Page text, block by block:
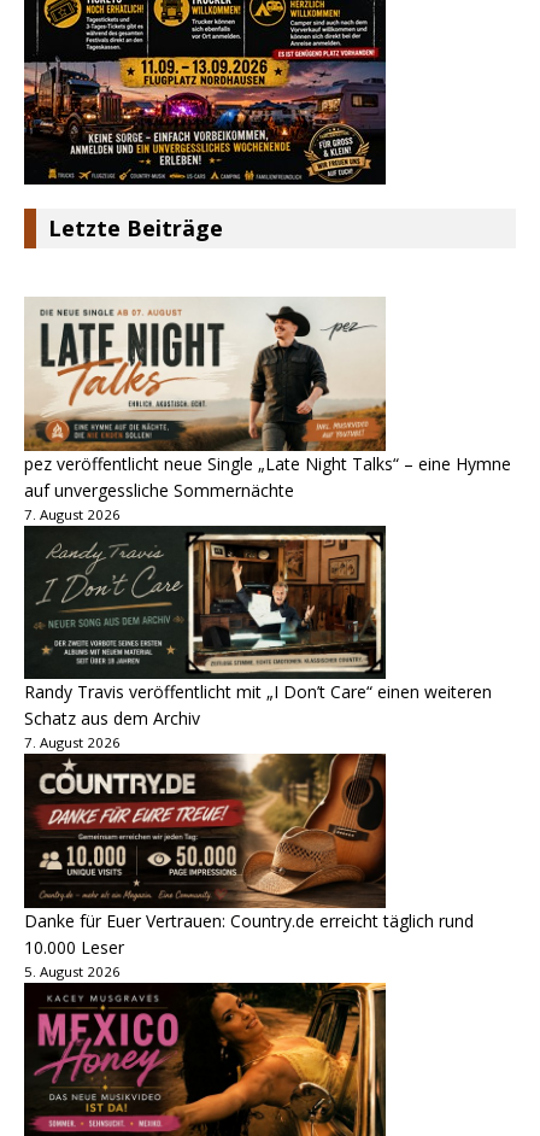
Letzte Beiträge
pez veröffentlicht neue Single „Late Night Talks“ – eine Hymne
auf unvergessliche Sommernächte
7. August 2026
Randy Travis veröffentlicht mit „I Don’t Care“ einen weiteren
Schatz aus dem Archiv
7. August 2026
Danke für Euer Vertrauen: Country.de erreicht täglich rund
10.000 Leser
5. August 2026